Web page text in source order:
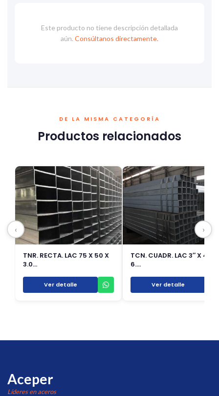
Este producto no tiene descripción detallada
aún. Consúltanos directamente.
DE LA MISMA CATEGORÍA
Productos relacionados
TNR. RECTA. LAC 75 X 50 X
3.0…
Ver detalle
TCN. CUADR. LAC 3″ X 4.0 X
6.…
Ver detalle
‹ ›
Aceper
Líderes en aceros